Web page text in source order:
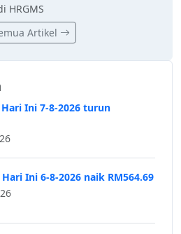
HRGMS
Artikel
Hari Ini 7-8-2026 turun
Ini 6-8-2026 naik RM564.69